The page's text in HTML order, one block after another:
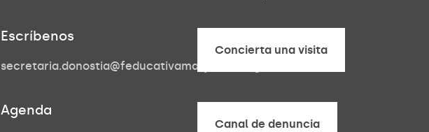
Escríbenos
secretaria.donostia@feducativamaryward.org
Concierta una visita
Agenda
Canal de denuncia